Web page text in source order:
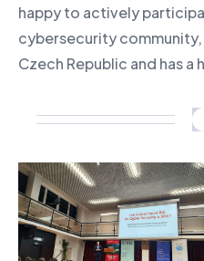
happy to actively
cybersecurity
Czech Republic and has a